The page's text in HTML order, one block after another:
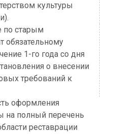
культуры
по старым
обязательному
1-го года со дня
о внесении
требований к
оформления
на полный перечень
реставрации